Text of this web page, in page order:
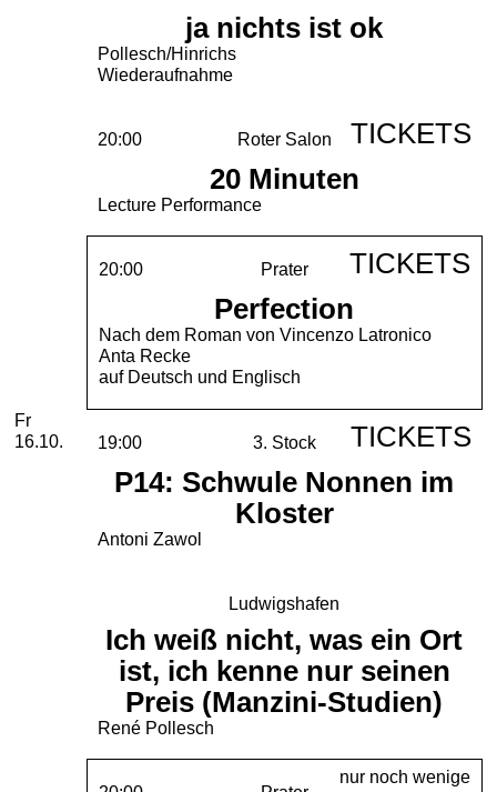
ja nichts ist ok
Pollesch/Hinrichs
Wiederaufnahme
20:00 Roter Salon
20 Minuten
Lecture Performance
TICKETS
20:00 Prater
Perfection
Nach dem Roman von Vincenzo Latronico
Anta Recke
auf Deutsch und Englisch
TICKETS
Freitag, 16. Oktober 2026
Fr
16.10.
19:00 3. Stock
P14: Schwule Nonnen im
Kloster
Antoni Zawol
TICKETS
Ludwigshafen
Ich weiß nicht, was ein Ort
ist, ich kenne nur seinen
Preis (Manzini-Studien)
René Pollesch
nur noch wenige